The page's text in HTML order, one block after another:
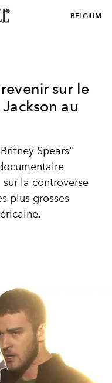
BELGIUM
sur le
au
Spears"
la controverse
plus grosses